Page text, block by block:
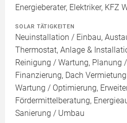
Energieberater, Elektriker, KFZ
SOLAR TÄTIGKEITEN
Neuinstallation / Einbau,
Thermostat, Anlage &
Reinigung / Wartung, Planung
Finanzierung, Dach
Wartung / Optimierung,
Fördermittelberatung,
Sanierung / Umbau